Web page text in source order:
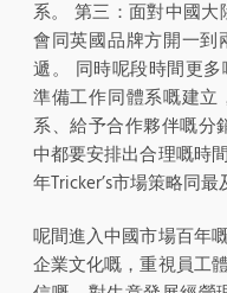
系。 第三：面對中國
會同英國品牌方開一到
遞。 同時呢段時間更
準備工作同體系嘅建立
系、給予合作夥伴嘅分
中都要安排出合理嘅時
年Tricker’s市場策略同最
呢間進入中國市場百年
企業文化嘅，重視員工